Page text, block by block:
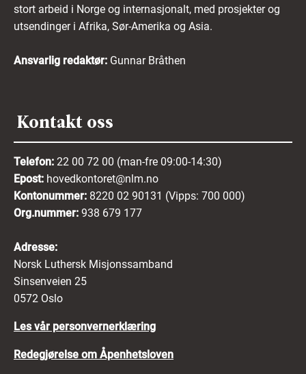
stort arbeid i Norge og internasjonalt, med prosjekter og
utsendinger i Afrika, Sør-Amerika og Asia.
Ansvarlig redaktør: Gunnar Bråthen
Kontakt oss
Telefon: 22 00 72 00 (man-fre 09:00-14:30)
Epost: hovedkontoret@nlm.no
Kontonummer: 8220 02 90131 (Vipps: 700 000)
Org.nummer: 938 679 177
Adresse:
Norsk Luthersk Misjonssamband
Sinsenveien 25
0572 Oslo
Les vår personvernerklæring
Redegjørelse om Åpenhetsloven